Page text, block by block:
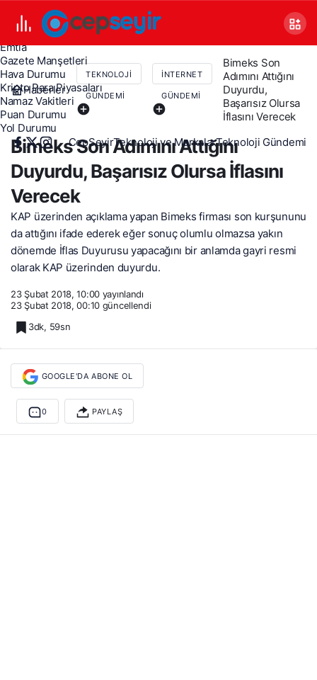
Covid 19
Döviz Kurları
Emtia
Gazete Manşetleri
Hava Durumu
Kripto Para Piyasaları
Namaz Vakitleri
Puan Durumu
Yol Durumu
CepSeyirTeknoloji ve MarkalarTeknoloji Gündemi
Haberler
TEKNOLOJI
GÜNDEMI
İNTERNET
GÜNDEMI
Bimeks Son
Adımını Attığını
Duyurdu,
Başarısız Olursa
İflasını Verecek
Bimeks Son Adımını Attığını
Duyurdu, Başarısız Olursa İflasını
Verecek
KAP üzerinden açıklama yapan Bimeks firması son kurşununu
da attığını ifade ederek eğer sonuç olumlu olmazsa yakın
dönemde İflas Duyurusu yapacağını bir anlamda gayri resmi
olarak KAP üzerinden duyurdu.
23 Şubat 2018, 10:00 yayınlandı
23 Şubat 2018, 00:10 güncellendi
3dk, 59sn
GOOGLE'DA ABONE OL
0 PAYLAŞ